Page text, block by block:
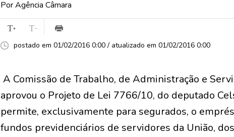
Por Agência Câmara
postado em 01/02/2016 0:00 / atualizado em 01/02/2016 0:00
A Comissão de Trabalho, de Administração e
aprovou o Projeto de Lei 7766/10, do deputado
permite, exclusivamente para segurados, o
fundos previdenciários de servidores da União,